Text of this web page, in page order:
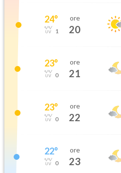
24°
1
ore
20
23°
0
ore
21
23°
0
ore
22
22°
0
ore
23